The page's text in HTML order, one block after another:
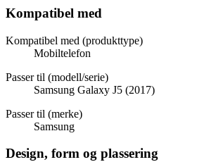
Kompatibel med
Kompatibel med (produkttype)
Mobiltelefon
Passer til (modell/serie)
Samsung Galaxy J5 (2017)
Passer til (merke)
Samsung
Design, form og plassering